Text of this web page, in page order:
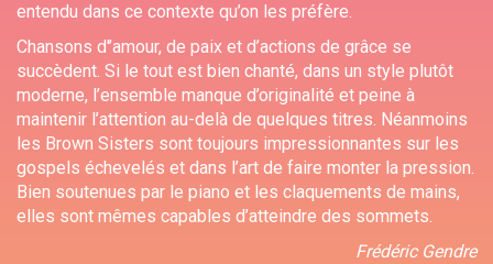
entendu dans ce contexte qu’on les préfère.
Chansons d'’amour, de paix et d’actions de grâce se
succèdent. Si le tout est bien chanté, dans un style plutôt
moderne, l’ensemble manque d’originalité et peine à
maintenir l’attention au-delà de quelques titres. Néanmoins
les Brown Sisters sont toujours impressionnantes sur les
gospels échevelés et dans l’art de faire monter la pression.
Bien soutenues par le piano et les claquements de mains,
elles sont mêmes capables d’atteindre des sommets.
Frédéric Gendre